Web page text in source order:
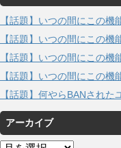
【話題】いつの間にこの機
【話題】いつの間にこの機
【話題】いつの間にこの機
【話題】いつの間にこの機
【話題】何やらBANされ
アーカイブ